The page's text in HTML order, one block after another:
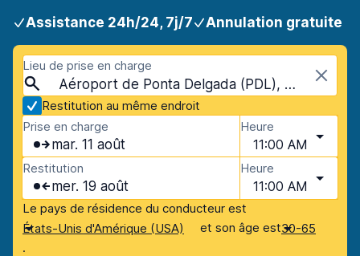
Assistance 24h/24, 7j/7 Annulation gratuite
Lieu de prise en charge
Aéroport de Ponta Delgada (PDL), Ponta Delgada, Portugal - îles des Açores
Restitution au même endroit
Prise en charge
mar. 11 août
Heure
11:00 AM
Restitution
mer. 19 août
Heure
11:00 AM
Le pays de résidence du conducteur est
États-Unis d'Amérique (USA)
et son âge est30-65
.